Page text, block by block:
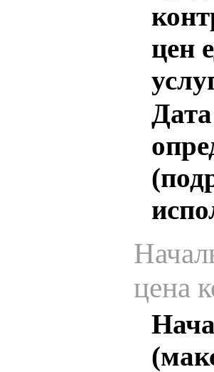
цен
цена